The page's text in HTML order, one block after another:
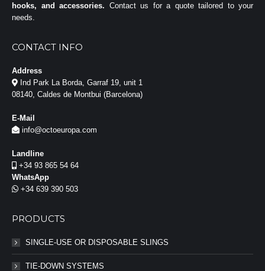
hooks, and accessories. Contact us for a quote tailored to your
needs.
CONTACT INFO
Address
Ind Park La Borda, Garraf 19, unit 1
08140, Caldes de Montbui (Barcelona)
E-Mail
info@octoeuropa.com
Landline
+34 93 865 54 64
WhatsApp
+34 639 390 503
PRODUCTS
SINGLE-USE OR DISPOSABLE SLINGS
TIE-DOWN SYSTEMS